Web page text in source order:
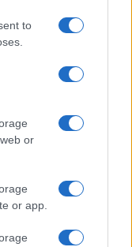
to
or
or app.